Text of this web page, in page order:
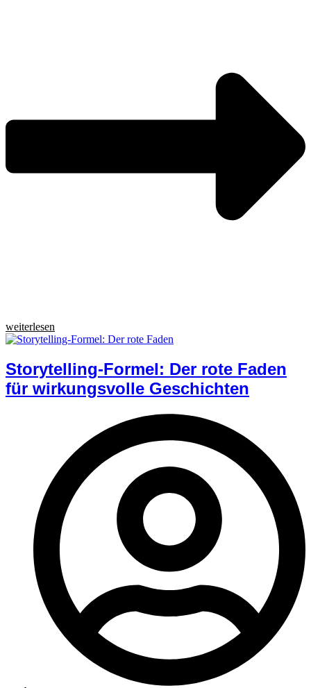
weiterlesen
Storytelling-Formel: Der rote Faden
für wirkungsvolle Geschichten